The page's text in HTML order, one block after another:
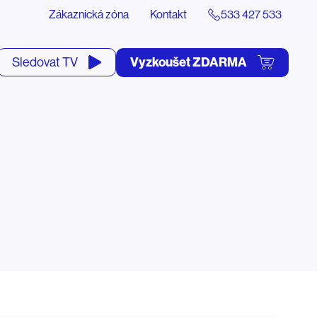
Zákaznická zóna Kontakt 533 427 533
Sledovat TV Vyzkoušet ZDARMA